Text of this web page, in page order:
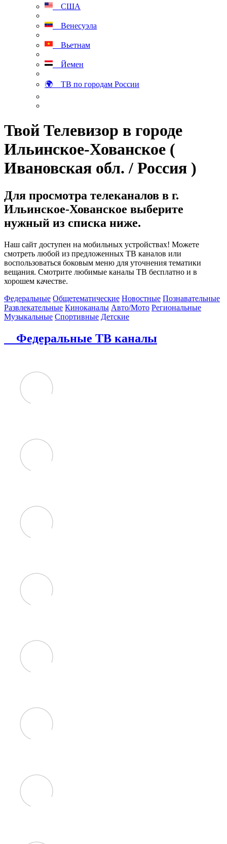
США
Венесуэла
Вьетнам
Йемен
🌍 ТВ по городам России
Твой Телевизор в городе
Ильинское-Хованское (
Ивановская обл. / Россия )
Для просмотра телеканалов в г.
Ильинское-Хованское выберите
нужный из списка ниже.
Наш сайт доступен на мобильных устройствах! Можете
смотреть любой из предложенных ТВ каналов или
воспользоваться боковым меню для уточнения тематики
вещания. Смотрите любимые каналы ТВ бесплатно и в
хорошем качестве.
Федеральные Общетематические Новостные Познавательные
Развлекательные Киноканалы Авто/Мото Региональные
Музыкальные Спортивные Детские
Федеральные ТВ каналы